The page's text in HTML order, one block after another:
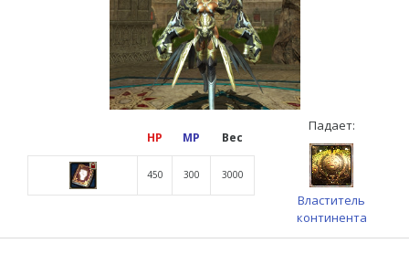
HP MP Вес
450 300 3000
Падает:
Властитель
континента